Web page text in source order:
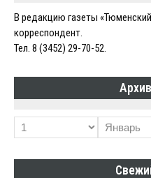
В редакцию газеты «Тюменский
корреспондент.
Тел. 8 (3452) 29-70-52.